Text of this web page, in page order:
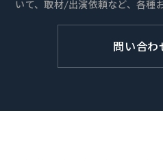
いて、取材/出演依頼など、各種
問い合わ